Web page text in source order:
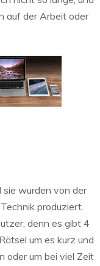
auf der Arbeit oder
wurden von der
produziert.
denn es gibt 4
um es kurz und
oder um bei viel Zeit